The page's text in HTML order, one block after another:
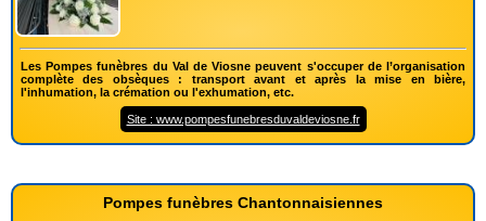
Les Pompes funèbres du Val de Viosne peuvent s'occuper de l’organisation
complète des obsèques : transport avant et après la mise en bière,
l'inhumation, la crémation ou l'exhumation, etc.
Site : www.pompesfunebresduvaldeviosne.fr
Pompes funèbres Chantonnaisiennes